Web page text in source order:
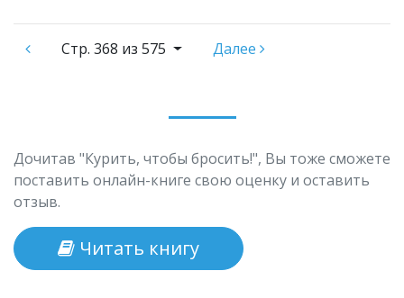
Стр. 368 из 575 Далее
Дочитав "Курить, чтобы бросить!", Вы тоже сможете
поставить онлайн-книге свою оценку и оставить
отзыв.
Читать книгу